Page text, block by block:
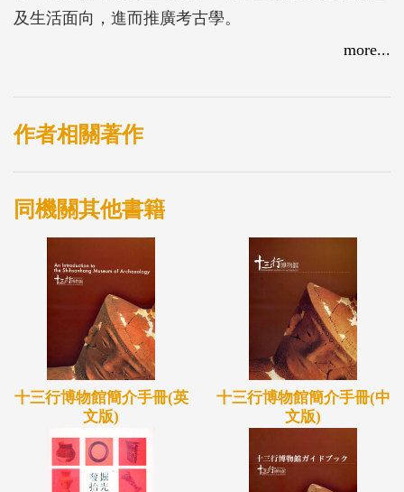
及生活面向，進而推廣考古學。
more...
作者相關著作
同機關其他書籍
十三行博物館簡介手冊(英
文版)
十三行博物館簡介手冊(中
文版)